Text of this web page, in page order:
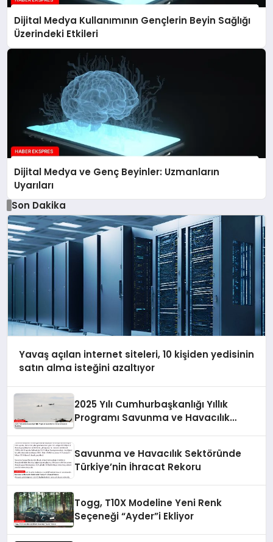
Dijital Medya Kullanımının Gençlerin Beyin Sağlığı
Üzerindeki Etkileri
Dijital Medya ve Genç Beyinler: Uzmanların
Uyarıları
Son Dakika
Yavaş açılan internet siteleri, 10 kişiden yedisinin
satın alma isteğini azaltıyor
2025 Yılı Cumhurbaşkanlığı Yıllık
Programı Savunma ve Havacılık
Savunma ve Havacılık Sektöründe
Türkiye’nin İhracat Rekoru
Togg, T10X Modeline Yeni Renk
Seçeneği “Ayder”i Ekliyor